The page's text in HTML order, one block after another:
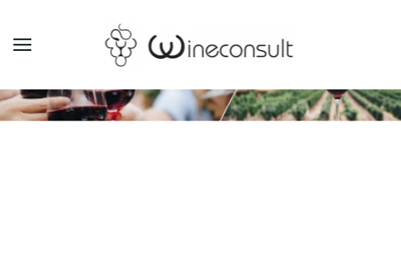
GÅ TIL HOVEDINDHOLD